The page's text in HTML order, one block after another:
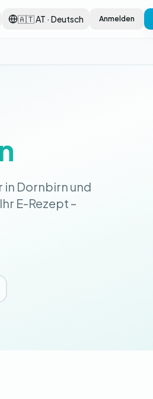
🇦🇹 AT · Deutsch Anmelden
Dornbirn und
E-Rezept –